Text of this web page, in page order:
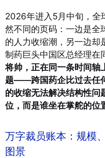
2026年进入5月中旬，全
然不同的页码：一边是全
的人力收缩潮，另一边却
制药巨头中国区总经理在
将帅，正在同一条时间轴
题——跨国药企比过去任
的收缩无法解决结构性问
位，而是谁坐在掌舵的位
万字裁员账本：规模
图景